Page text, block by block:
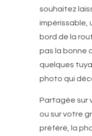
souhaitez
impérissable,
bord de la
pas la bonne
quelques
photo qui
Partagée sur
ou sur votre
préféré, la